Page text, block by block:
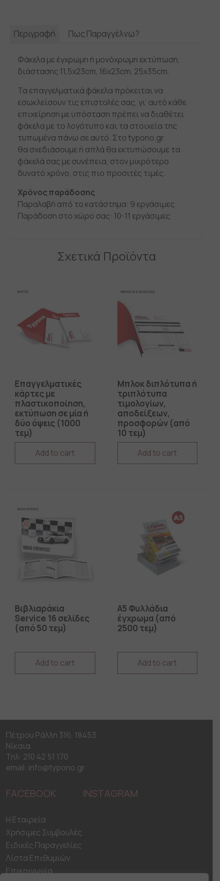
Περιγραφή Πως Παραγγέλνω?
Φάκελα με έγχρωμη ή μονόχρωμη εκτύπωση,
διάστασης 11,5x23cm, 16x23cm, 25x35cm.
Τα επαγγελματικά φάκελα πρόκειται να
εσωκλείσουν τις επιστολές σας, γι’ αυτό κάθε
επιχείρηση με υπόσταση πρέπει να διαθέτει
φάκελα με το λογότυπο και τα στοιχεία της
τυπωμένα πάνω σε αυτό. Στο typono.gr
θα σχεδιάσουμε ή απλά θα εκτυπώσουμε τα
φάκελά σας με συνέπεια, στον μικρότερο
δυνατό χρόνο, στις πιο προσιτές τιμές.
Χρόνος παράδοσης
Παραλαβή από το κατάστημα: 9 εργάσιμες
Παράδοση στο χώρο σας: 10-11 εργάσιμες
Σχετικά Προϊόντα
Επαγγελματικές
κάρτες με
πλαστικοποίηση,
εκτύπωση σε μία ή
δύο όψεις (1000
τεμ)
Add to cart
Μπλοκ διπλότυπα ή
τριπλότυπα
τιμολογίων,
αποδείξεων,
προσφορών (από
10 τεμ)
Add to cart
Βιβλιαράκια
Service 16 σελίδες
(από 50 τεμ)
Add to cart
Α5 Φυλλάδια
έγχρωμα (από
2500 τεμ)
Add to cart
Πέτρου Ράλλη 316, 18453
Νίκαια
Τηλ: 210 42 51 170
email: info@typono.gr
FACEBOOK INSTAGRAM
H Εταιρεία
Χρήσιμες Συμβουλές
Ειδικές Παραγγελίες
Λίστα Επιθυμιών
Επικοινωνία